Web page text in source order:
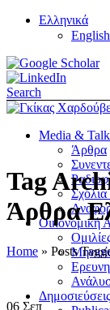
Ελληνικά
English
Search
Media &
Άρθρα
Οικονομική
Δημοσιεύσεις
Tag
Άρθρα
Home » Posts
06 Σεπ